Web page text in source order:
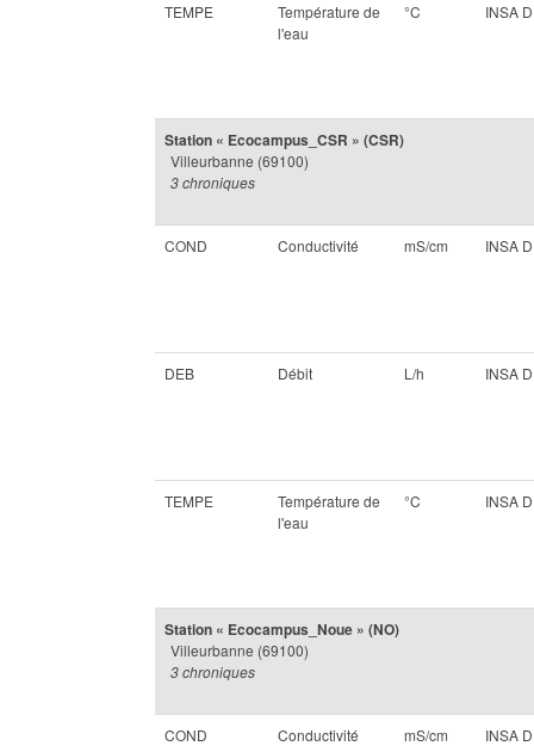
TEMPE
Température de
l'eau
°C INSA
Station « Ecocampus_CSR » (CSR)
Villeurbanne (69100)
3 chroniques
COND Conductivité mS/cm INSA
DEB Débit L/h INSA
TEMPE
Température de
l'eau
°C INSA
Station « Ecocampus_Noue » (NO)
Villeurbanne (69100)
3 chroniques
COND Conductivité mS/cm INSA